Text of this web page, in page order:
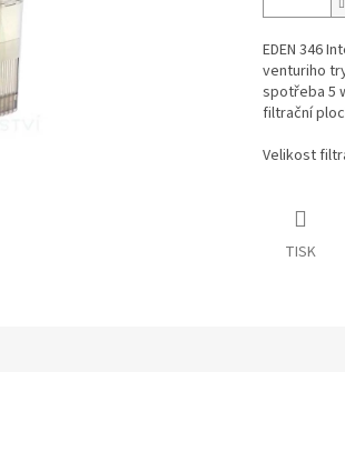
EDEN 346
venturiho
spotřeba 5
filtrační
Velikost
TISK